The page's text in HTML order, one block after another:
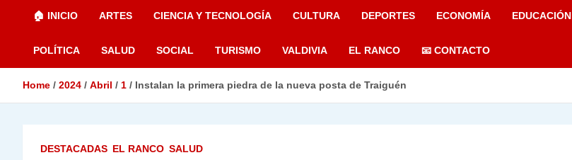
🏠 INICIO ARTES CIENCIA Y TECNOLOGÍA CULTURA DEPORTES ECONOMÍA EDUCACIÓN
POLÍTICA SALUD SOCIAL TURISMO VALDIVIA EL RANCO 📧 CONTACTO
Home 2024 Abril 1 Instalan la primera piedra de la nueva posta de Traiguén
DESTACADAS EL RANCO SALUD